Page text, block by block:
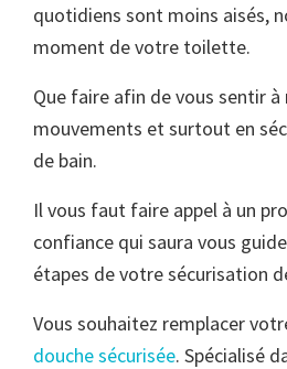
quotidiens sont moins aisés,
moment de votre toilette.
Que faire afin de vous sentir à
mouvements et surtout en
de bain.
Il vous faut faire appel à un
confiance qui saura vous
étapes de votre sécurisation
Vous souhaitez remplacer
douche sécurisée. Spécialisé